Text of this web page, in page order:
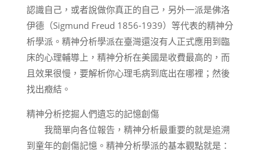
認識自己，或者說做你真正的自己，另外一派是佛洛
伊德（Sigmund Freud 1856-1939）等代表的精神分
析學派。精神分析學派在臺灣還沒有人正式應用到臨
床的心理輔導上，精神分析在美國是收費最高的，而
且效果很慢，要解析你心理毛病到底出在哪裡；然後
找出癥結。
精神分析挖掘人們遺忘的記憶創傷
我簡單向各位報告，精神分析最重要的就是追溯
到童年的創傷記憶。精神分析學派的基本觀點就是：